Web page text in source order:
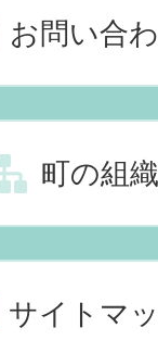
お問い合
町の組織
サイトマ